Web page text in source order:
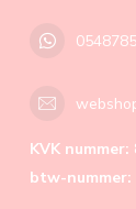
KVK nummer:
btw-nummer: